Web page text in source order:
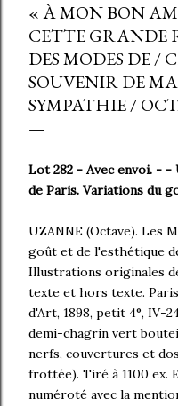
« À MON BON
CETTE GRANDE
DES MODES DE /
SOUVENIR DE
SYMPATHIE /
Lot 282 - Avec envoi. - -
de Paris. Variations du
UZANNE (Octave). Les
goût et de l'esthétique
Illustrations originales
texte et hors texte.
d'Art, 1898, petit 4°, IV-
demi-chagrin vert
nerfs, couvertures et
frottée). Tiré à 1100 ex.
numéroté avec la